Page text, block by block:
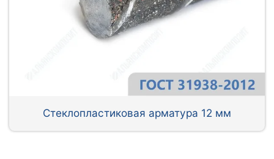
Стеклопластиковая арматура 12 мм